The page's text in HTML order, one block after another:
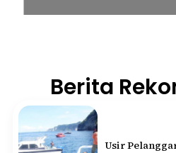
Berita
Usir